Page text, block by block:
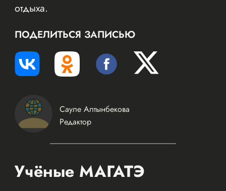
отдыха.
ПОДЕЛИТЬСЯ ЗАПИСЬЮ
Сауле Алтынбекова
Редактор
Учёные МАГАТЭ